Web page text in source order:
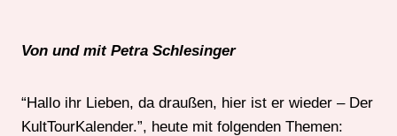
Von und mit Petra Schlesinger
“Hallo ihr Lieben, da draußen, hier ist er wieder – Der
KultTourKalender.”, heute mit folgenden Themen: